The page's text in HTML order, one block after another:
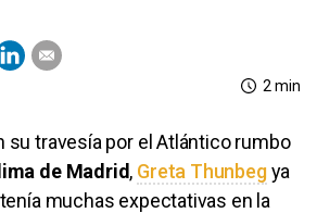
2 min
su travesía por el Atlántico rumbo
de Madrid, Greta Thunbegya
muchas expectativas en la